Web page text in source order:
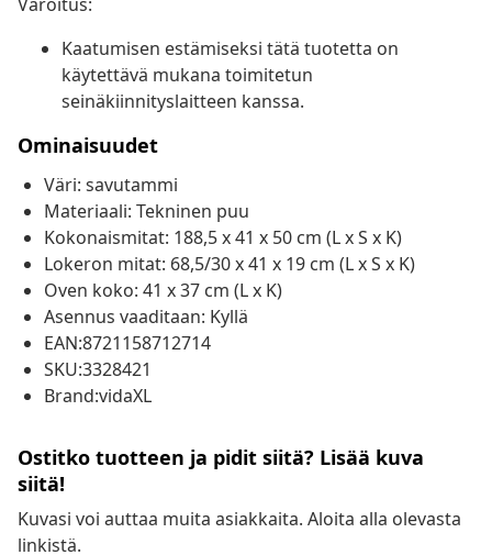
Kaatumisen estämiseksi tätä tuotetta on
käytettävä mukana toimitetun
seinäkiinnityslaitteen kanssa.
Ominaisuudet
Väri: savutammi
Materiaali: Tekninen puu
Kokonaismitat: 188,5 x 41 x 50 cm (L x S x K)
Lokeron mitat: 68,5/30 x 41 x 19 cm (L x S x K)
Oven koko: 41 x 37 cm (L x K)
Asennus vaaditaan: Kyllä
EAN:8721158712714
SKU:3328421
Brand:vidaXL
Ostitko tuotteen ja pidit siitä? Lisää kuva
siitä!
Kuvasi voi auttaa muita asiakkaita. Aloita alla olevasta
linkistä.